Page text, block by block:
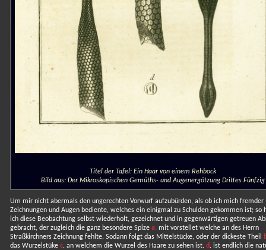
Titel der Tafel: Ein Haar von einem Rehbock
Bild aus: Der Mikroskopischen Gemüths- und Augenergötzung Drittes Fünfzig
Um mir nicht abermals den ungerechten Vorwurf aufzubürden, als ob ich mich fremder
Zeichnungen und Augen bediente, welches ein einigmal zu Schulden gekommen ist; so
ich diese Beobachtung selbst wiederholt, gezeichnet und in gegenwärtigen getreuen
gebracht, der zugleich die ganz besondere Spize a.mit vorstellet welche an des Herrn
Straßkirchners Zeichnung fehlte. Sodann folgt das Mittelstücke, oder der dickeste Theil
das Wurzelstüke c. an welchem die Wurzel des Haare zu sehen ist. d. ist endlich die